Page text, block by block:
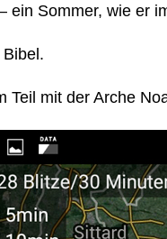
ein Sommer, wie er
Teil mit der Arche